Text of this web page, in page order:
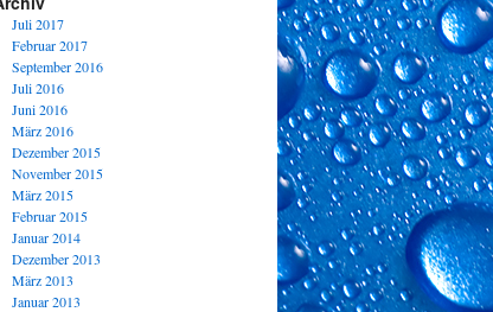
Juli 2017
Februar 2017
September 2016
Juli 2016
Juni 2016
März 2016
Dezember 2015
November 2015
März 2015
Februar 2015
Januar 2014
Dezember 2013
März 2013
Januar 2013